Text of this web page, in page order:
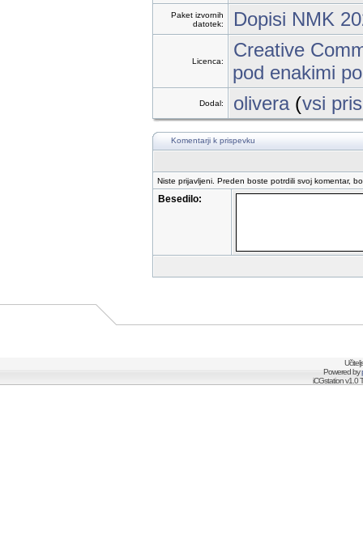
Paket izvornih
datotek:
Dopisi NMK
Licenca:
Creative
pod enakimi
Dodal: olivera(vsi
Komentarji k prispevku
Niste prijavljeni. Preden boste potrdili svoj komentar,
Besedilo:
Powered by
iCGstation v1.0